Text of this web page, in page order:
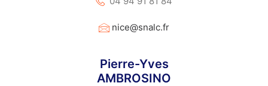
nice@snalc.fr
Pierre-Yves
AMBROSINO